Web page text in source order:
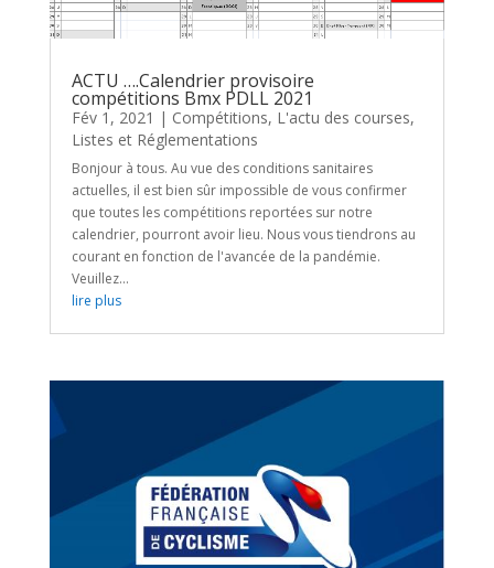
ACTU ….Calendrier provisoire
compétitions Bmx PDLL 2021
Fév 1, 2021 | Compétitions, L'actu des courses,
Listes et Réglementations
Bonjour à tous. Au vue des conditions sanitaires
actuelles, il est bien sûr impossible de vous confirmer
que toutes les compétitions reportées sur notre
calendrier, pourront avoir lieu. Nous vous tiendrons au
courant en fonction de l'avancée de la pandémie.
Veuillez...
lire plus